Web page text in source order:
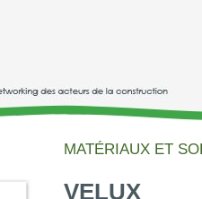
MATÉRIAUX ET
VELUX